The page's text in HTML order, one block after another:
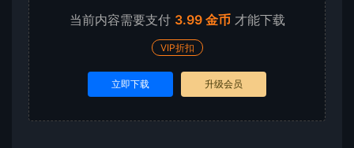
当前内容需要支付 3.99 金币 才能下载
VIP折扣
立即下载 升级会员